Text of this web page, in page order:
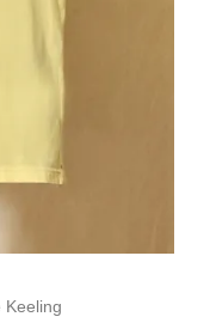
Keeling